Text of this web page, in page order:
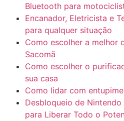
Bluetooth para
Encanador, Eletricista e
para qualquer situação
Como escolher a melhor
Sacomã
Como escolher o
sua casa
Como lidar com
Desbloqueio de
para Liberar Todo o